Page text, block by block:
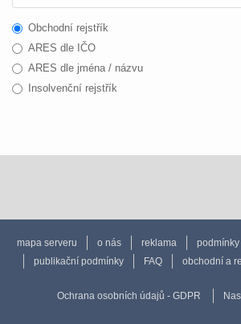
Obchodní rejstřík
ARES dle IČO
ARES dle jména / názvu
Insolvenční rejstřík
mapa serveru o nás reklama
publikační podmínky
FAQ obchodní a
Ochrana osobních údajů - GDPR